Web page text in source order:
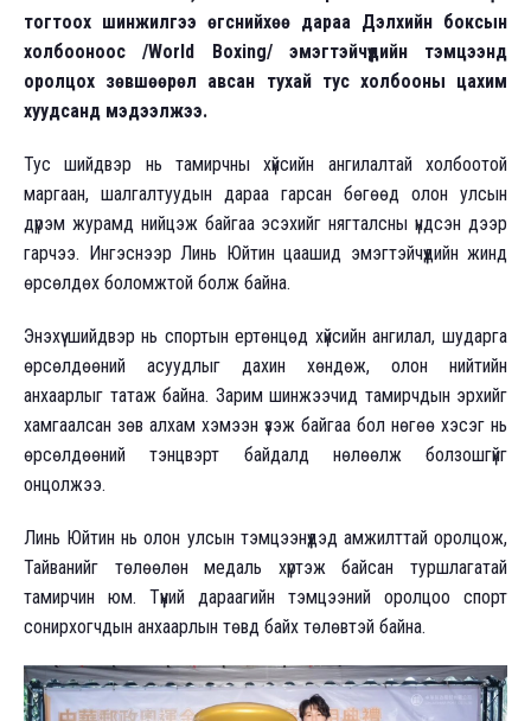
тогтоох шинжилгээ өгснийхөө дараа Дэлхийн боксын
холбооноос /World Boxing/ эмэгтэйчүүдийн тэмцээнд
оролцох зөвшөөрөл авсан тухай тус холбооны цахим
хуудсанд мэдээлжээ.
Тус шийдвэр нь тамирчны хүйсийн ангилалтай холбоотой
маргаан, шалгалтуудын дараа гарсан бөгөөд олон улсын
дүрэм журамд нийцэж байгаа эсэхийг нягталсны үндсэн дээр
гарчээ. Ингэснээр Линь Юйтин цаашид эмэгтэйчүүдийн жинд
өрсөлдөх боломжтой болж байна.
Энэхүү шийдвэр нь спортын ертөнцөд хүйсийн ангилал, шударга
өрсөлдөөний асуудлыг дахин хөндөж, олон нийтийн
анхаарлыг татаж байна. Зарим шинжээчид тамирчдын эрхийг
хамгаалсан зөв алхам хэмээн үзэж байгаа бол нөгөө хэсэг нь
өрсөлдөөний тэнцвэрт байдалд нөлөөлж болзошгүйг
онцолжээ.
Линь Юйтин нь олон улсын тэмцээнүүдэд амжилттай оролцож,
Тайванийг төлөөлөн медаль хүртэж байсан туршлагатай
тамирчин юм. Түүний дараагийн тэмцээний оролцоо спорт
сонирхогчдын анхаарлын төвд байх төлөвтэй байна.